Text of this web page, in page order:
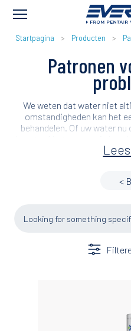
KRUIMELPAD
Startpagina Producten
Patronen
We weten dat water niet
omstandigheden kan het
behandelen. Of uw water
vreemde smaak en geur
<